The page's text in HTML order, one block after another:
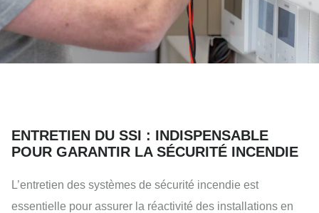
ENTRETIEN DU SSI : INDISPENSABLE
POUR GARANTIR LA SÉCURITÉ INCENDIE
L’entretien des systèmes de sécurité incendie est
essentielle pour assurer la réactivité des installations en